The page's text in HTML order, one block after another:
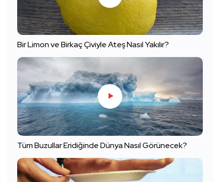
Bir Limon ve Birkaç Çiviyle Ateş Nasıl Yakılır?
Tüm Buzullar Eridiğinde Dünya Nasıl Görünecek?